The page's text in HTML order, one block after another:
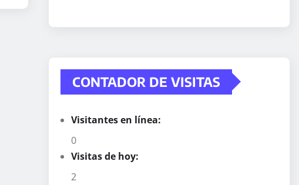
CONTADOR DE VISITAS
Visitantes en línea:
0
Visitas de hoy:
2